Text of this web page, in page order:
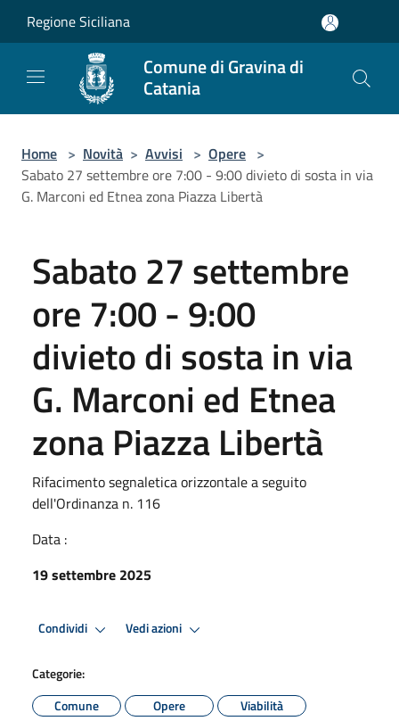
Regione Siciliana
Comune di Gravina di
Catania
Home > Novità > Avvisi > Opere >
Sabato 27 settembre ore 7:00 - 9:00 divieto di sosta in via
G. Marconi ed Etnea zona Piazza Libertà
Sabato 27 settembre
ore 7:00 - 9:00
divieto di sosta in via
G. Marconi ed Etnea
zona Piazza Libertà
Rifacimento segnaletica orizzontale a seguito
dell'Ordinanza n. 116
Data :
19 settembre 2025
Condividi Vedi azioni
Categorie:
Comune
Opere Viabilità